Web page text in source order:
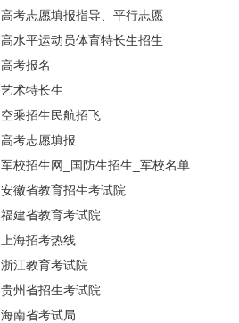
高考志愿填报指导、平行志愿
高水平运动员体育特长生招生
高考报名
艺术特长生
空乘招生民航招飞
高考志愿填报
军校招生网_国防生招生_军校名单
安徽省教育招生考试院
福建省教育考试院
上海招考热线
浙江教育考试院
贵州省招生考试院
海南省考试局